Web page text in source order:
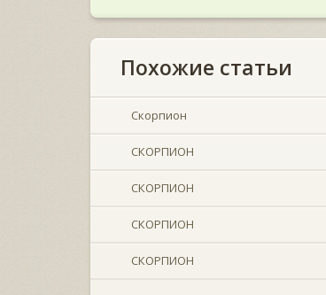
Похожие статьи
Скорпион
СКОРПИОН
СКОРПИОН
СКОРПИОН
СКОРПИОН